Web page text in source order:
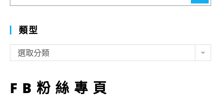
類型
型
選取分類
FB粉絲專頁